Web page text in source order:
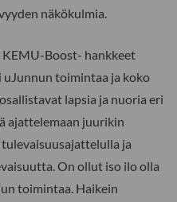
näkökulmia.
KEMU-Boost- hankkeet
uJunnun toimintaa ja koko
lapsia ja nuoria eri
ajattelemaan juurikin
ja
On ollut iso ilo olla
toimintaa. Haikein